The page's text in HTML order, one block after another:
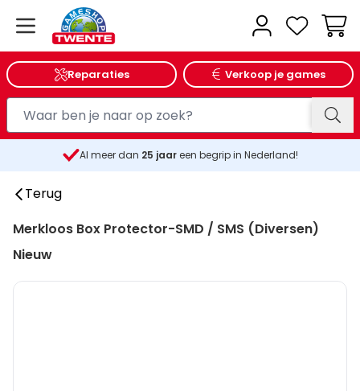
Reparaties Verkoop je games
Al meer dan 25 jaareen begrip in Nederland!
Terug
Merkloos Box Protector-SMD / SMS (Diversen)
Nieuw